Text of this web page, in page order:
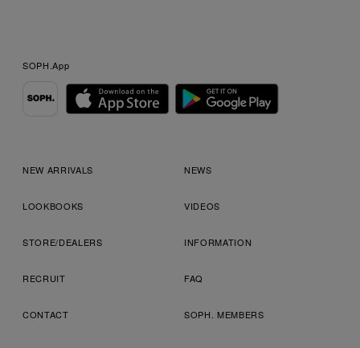
SOPH.App
NEW ARRIVALS NEWS
LOOKBOOKS VIDEOS
STORE/DEALERS INFORMATION
RECRUIT FAQ
CONTACT SOPH. MEMBERS